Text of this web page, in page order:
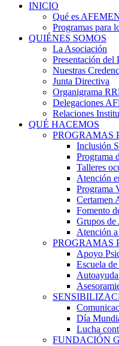
INICIO
Qué es
Programas para
QUIÉNES SOMOS
La Asociación
Presentación del
Nuestras
Junta Directiva
Organigrama
Delegaciones
Relaciones
QUÉ HACEMOS
PROGRAMAS
Inclusión
Programa
Talleres
Atención
Programa
Certamen
Fomento
Grupos de
Atención
PROGRAMAS
Apoyo
Escuela
Día
Lucha
FUNDACIÓN